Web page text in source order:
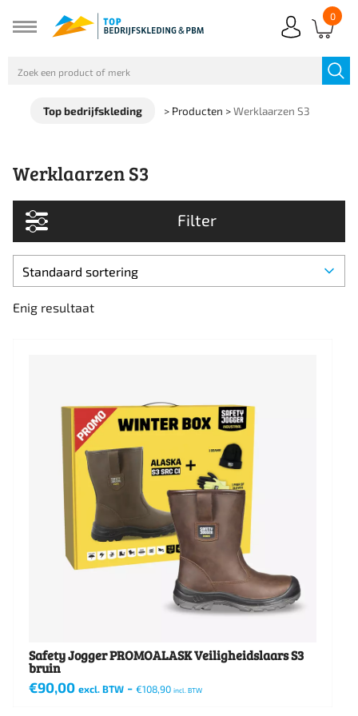
0
Top bedrijfskleding > Producten >Werklaarzen S3
Werklaarzen S3
Filter
Enig resultaat
Safety Jogger PROMOALASK Veiligheidslaars S3
bruin
€90,00 excl. BTW - €108,90 incl. BTW